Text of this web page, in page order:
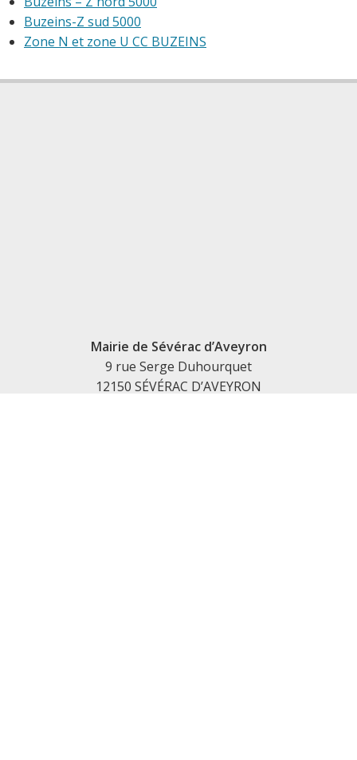
Buzeins-Z sud 5000
Zone N et zone U CC BUZEINS
Mairie de Sévérac d’Aveyron
9 rue Serge Duhourquet
12150 SÉVÉRAC D’AVEYRON